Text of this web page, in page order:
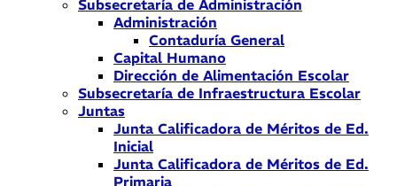
Subsecretaría de Administración
Administración
Contaduría General
Capital Humano
Dirección de Alimentación Escolar
Subsecretaría de Infraestructura Escolar
Juntas
Junta Calificadora de Méritos de Ed.
Inicial
Junta Calificadora de Méritos de Ed.
Primaria